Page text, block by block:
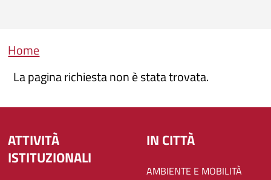
Briciole di pane
Home
La pagina richiesta non è stata trovata.
ATTIVITÀ
ISTITUZIONALI
IN CITTÀ
AMBIENTE E MOBILITÀ